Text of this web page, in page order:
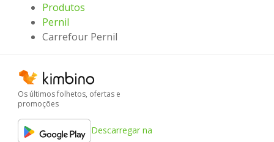
Produtos
Pernil
Carrefour Pernil
Os últimos folhetos, ofertas e
promoções
Descarregar na